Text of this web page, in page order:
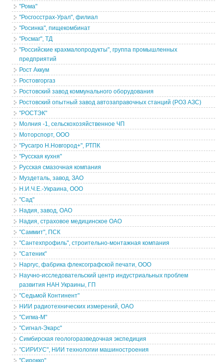
"Рома"
"Росгосстрах-Урал", филиал
"Росинка", пищекомбинат
"Росмаг", ТД
"Российские крахмалопродукты", группа промышленных
предприятий
Рост Аккум
Ростовгоргаз
Ростовский завод коммунального оборудования
Ростовский опытный завод автозаправочных станций (РОЗ АЗС)
"РОСТЭК"
Молния -1, сельскохозяйственное ЧП
Моторспорт, ООО
"Русагро Н.Новгород+", РТПК
"Русская кухня"
Русская смазочная компания
Муздеталь, завод, ЗАО
Н.И.Ч.Е.-Украина, ООО
"Сад"
Надия, завод, ОАО
Надия, страховое медицинское ОАО
"Саммит", ПСК
"Сантехпрофиль", строительно-монтажная компания
"Сатеник"
Наргус, фабрика флексографской печати, ООО
Научно-исследовательский центр индустриальных проблем
развития НАН Украины, ГП
"Седьмой Континент"
НИИ радиотехнических измерений, ОАО
"Сигма-М"
"Сигнал-Экарс"
Симбирская геологоразведочная экспедиция
"СИРИУС", НИИ технологии машиностроения
"Сирокко"